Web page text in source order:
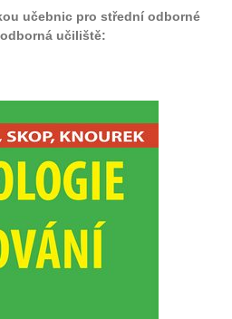
učebnic pro střední odborné
učiliště: